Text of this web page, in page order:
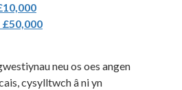
neu os oes angen
cysylltwch â ni yn